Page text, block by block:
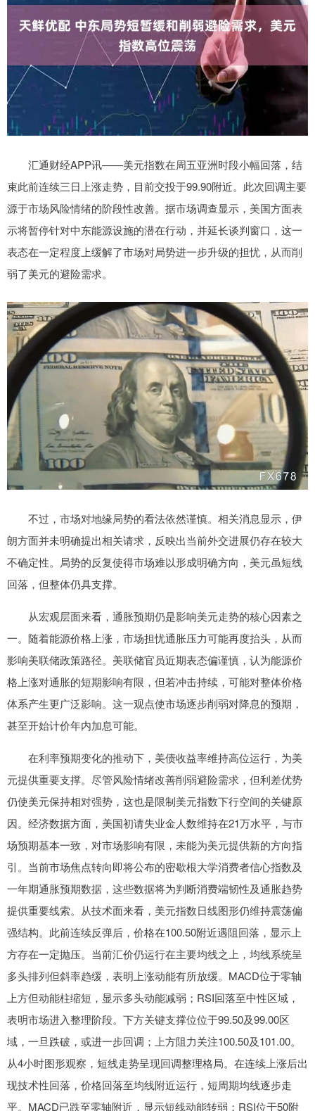
汇通财经APP讯——美元指数在周五亚洲时段小幅回落，结
束此前连续三日上涨走势，目前交投于99.90附近。此次回调主要
源于市场风险情绪的阶段性改善。据市场调查显示，美国方面表
示将暂停针对中东能源设施的潜在行动，并延长谈判窗口，这一
表态在一定程度上缓解了市场对局势进一步升级的担忧，从而削
弱了美元的避险需求。
不过，市场对地缘局势的看法依然谨慎。相关消息显示，伊
朗方面并未明确提出相关请求，反映出当前外交进展仍存在较大
不确定性。局势的反复使得市场难以形成明确方向，美元虽短线
回落，但整体仍具支撑。
从宏观层面来看，通胀预期仍是影响美元走势的核心因素之
一。随着能源价格上涨，市场担忧通胀压力可能再度抬头，从而
影响美联储政策路径。美联储官员近期表态偏谨慎，认为能源价
格上涨对通胀的短期影响有限，但若冲击持续，可能对整体价格
体系产生更广泛影响。这一观点使市场逐步削弱对降息的预期，
甚至开始计价年内加息可能。
在利率预期变化的推动下，美债收益率维持高位运行，为美
元提供重要支撑。尽管风险情绪改善削弱避险需求，但利差优势
仍使美元保持相对强势，这也是限制美元指数下行空间的关键原
因。经济数据方面，美国初请失业金人数维持在21万水平，与市
场预期基本一致，对市场影响有限，未能为美元提供新的方向指
引。当前市场焦点转向即将公布的密歇根大学消费者信心指数及
一年期通胀预期数据，这些数据将为判断消费端韧性及通胀趋势
提供重要线索。从技术面来看，美元指数日线图形仍维持震荡偏
强结构。此前连续反弹后，价格在100.50附近遇阻回落，显示上
方存在一定抛压。当前汇价仍运行在主要均线之上，均线系统呈
多头排列但斜率趋缓，表明上涨动能有所放缓。MACD位于零轴
上方但动能柱缩短，显示多头动能减弱；RSI回落至中性区域，
表明市场进入整理阶段。下方关键支撑位位于99.50及99.00区
域，一旦跌破，或进一步回调；上方阻力关注100.50及101.00。
从4小时图形观察，短线走势呈现回调整理格局。在连续上涨后出
现技术性回落，价格回落至均线附近运行，短周期均线逐步走
平。MACD已跌至零轴附近，显示短线动能转弱；RSI位于50附